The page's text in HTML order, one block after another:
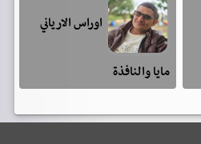
اوراس الارياني
مايا والنافذة